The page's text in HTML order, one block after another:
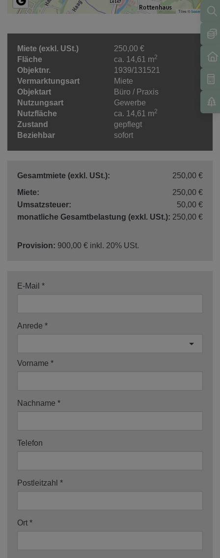
Tiles ©basemap.at
Miete (exkl. USt.)
250,00 €
Fläche
ca. 14,61 m2
Objektnr.
1939/131521
Vermarktungsart
Miete
Objektart
Büro / Praxis
Nutzungsart
Gewerbe
Nutzfläche
ca. 14,61 m2
Zustand
gepflegt
Beziehbar
sofort
Gesamtmiete (exkl. USt.):
250,00 €
Miete:
250,00 €
Umsatzsteuer:
50,00 €
monatliche Gesamtbelastung (exkl. USt.): 250,00 €
Provision: 900,00 € inkl. 20% USt.
E-Mail
Anrede
Vorname
Nachname
Telefon
Postleitzahl
Ort